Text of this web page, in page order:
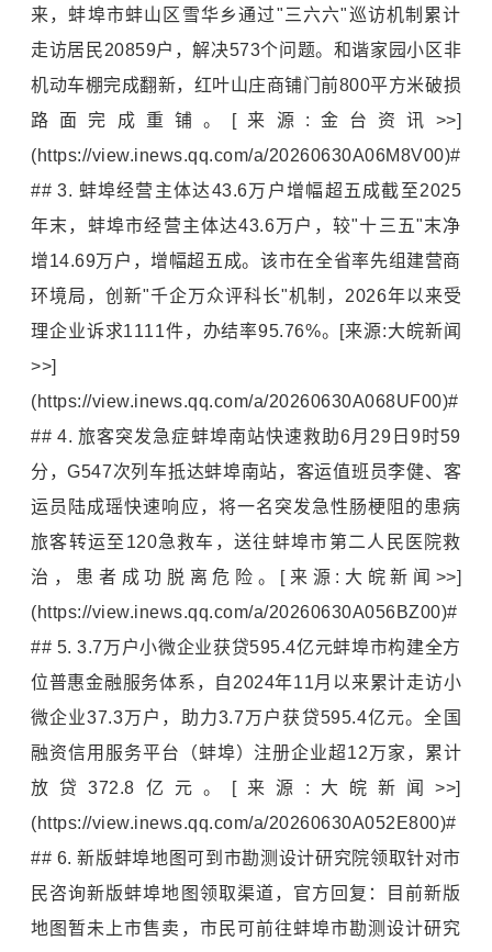
来，蚌埠市蚌山区雪华乡通过"三六六"巡访机制累计
走访居民20859户，解决573个问题。和谐家园小区非
机动车棚完成翻新，红叶山庄商铺门前800平方米破损
路面完成重铺。[来源:金台资讯>>]
(https://view.inews.qq.com/a/20260630A06M8V00)#
## 3. 蚌埠经营主体达43.6万户增幅超五成截至2025
年末，蚌埠市经营主体达43.6万户，较"十三五"末净
增14.69万户，增幅超五成。该市在全省率先组建营商
环境局，创新"千企万众评科长"机制，2026年以来受
理企业诉求1111件，办结率95.76%。[来源:大皖新闻
>>]
(https://view.inews.qq.com/a/20260630A068UF00)#
## 4. 旅客突发急症蚌埠南站快速救助6月29日9时59
分，G547次列车抵达蚌埠南站，客运值班员李健、客
运员陆成瑶快速响应，将一名突发急性肠梗阻的患病
旅客转运至120急救车，送往蚌埠市第二人民医院救
治，患者成功脱离危险。[来源:大皖新闻>>]
(https://view.inews.qq.com/a/20260630A056BZ00)#
## 5. 3.7万户小微企业获贷595.4亿元蚌埠市构建全方
位普惠金融服务体系，自2024年11月以来累计走访小
微企业37.3万户，助力3.7万户获贷595.4亿元。全国
融资信用服务平台（蚌埠）注册企业超12万家，累计
放贷372.8亿元。[来源:大皖新闻>>]
(https://view.inews.qq.com/a/20260630A052E800)#
## 6. 新版蚌埠地图可到市勘测设计研究院领取针对市
民咨询新版蚌埠地图领取渠道，官方回复：目前新版
地图暂未上市售卖，市民可前往蚌埠市勘测设计研究